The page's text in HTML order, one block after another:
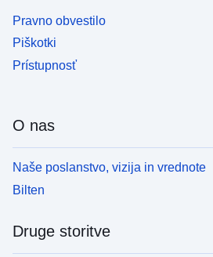
Pravno obvestilo
Piškotki
Prístupnosť
O nas
Naše poslanstvo, vizija in vrednote
Bilten
Druge storitve